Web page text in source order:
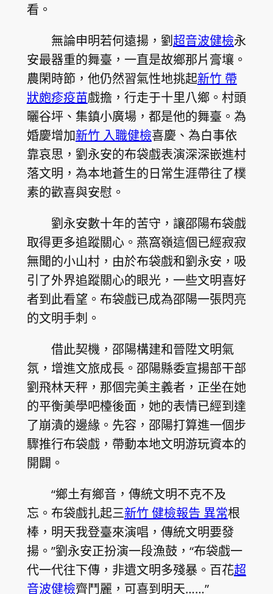
看。
無論申明若何遠揚，劉 超音波健檢永
安最器重的舞臺，一直是故鄉那片膏壤。
農閑時節，他仍然習氣性地挑起新竹 帶
狀皰疹疫苗戲擔，行走于十里八鄉。村頭
曬谷坪、集鎮小廣場，都是他的舞臺。為
婚慶增加新竹 入職健檢喜慶、為白事依
靠哀思，劉永安的布袋戲表演深深嵌進村
落文明，為本地蒼生的日常生涯帶往了樸
素的歡喜與安慰。
劉永安數十年的苦守，讓邵陽布袋戲
取得更多追蹤關心。燕窩嶺這個已經寂寂
無聞的小山村，由於布袋戲和劉永安，吸
引了外界追蹤關心的眼光，一些文明喜好
者到此看望。布袋戲已成為邵陽一張閃亮
的文明手刺。
借此契機，邵陽構建和晉陞文明氣
氛，增進文旅成長。邵陽縣委宣揚部干部
劉飛林天秤，那個完美主義者，正坐在她
的平衡美學吧檯後面，她的表情已經到達
了崩潰的邊緣。先容，邵陽打算進一個步
驟推行布袋戲，帶動本地文明游玩資本的
開闢。
“鄉土有鄉音，傳統文明不克不及
忘。布袋戲扎起三新竹 健檢報告 異常根
棒，明天我登臺來演唱，傳統文明要發
揚。”劉永安正扮演一段漁鼓，“布袋戲一
代一代往下傳，非遺文明多殘暴。百花超
音波健檢齊鬥麗，可喜到明天……”